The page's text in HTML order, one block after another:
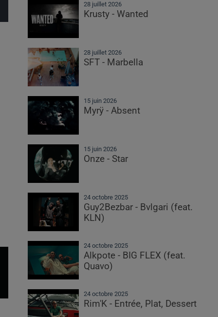
28 juillet 2026
Krusty - Wanted
28 juillet 2026
SFT - Marbella
15 juin 2026
Myrÿ - Absent
15 juin 2026
Onze - Star
24 octobre 2025
Guy2Bezbar - Bvlgari (feat.
KLN)
24 octobre 2025
Alkpote - BIG FLEX (feat.
Quavo)
24 octobre 2025
Rim'K - Entrée, Plat, Dessert